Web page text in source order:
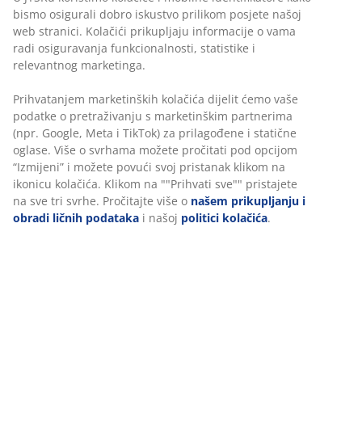
bismo osigurali dobro iskustvo prilikom posjete našoj
web stranici. Kolačići prikupljaju informacije o vama
radi osiguravanja funkcionalnosti, statistike i
relevantnog marketinga.
Prihvatanjem marketinških kolačića dijelit ćemo vaše
podatke o pretraživanju s marketinškim partnerima
(npr. Google, Meta i TikTok) za prilagođene i statične
oglase. Više o svrhama možete pročitati pod opcijom
“Izmijeni” i možete povući svoj pristanak klikom na
ikonicu kolačića. Klikom na ""Prihvati sve"" pristajete
na sve tri svrhe. Pročitajte više o našem prikupljanju i
obradi ličnih podataka i našoj politici kolačića.